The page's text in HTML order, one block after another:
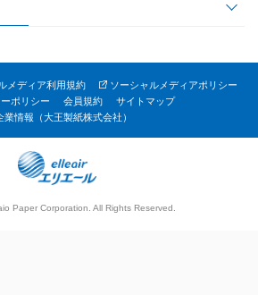
メディア利用規約
ソーシャルメディアポリシー
ポリシー
会員規約
サイトマップ
業情報（大王製紙株式会社）
Paper Corporation. All Rights Reserved.